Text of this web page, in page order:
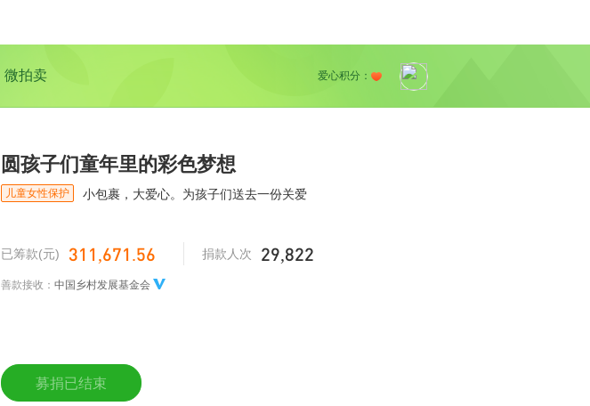
微拍卖 爱心积分：
圆孩子们童年里的彩色梦想
儿童女性保护 小包裹，大爱心。为孩子们送去一份关爱
已筹款(元) 311,671.56 捐款人次 29,822
善款接收： 中国乡村发展基金会
募捐已结束